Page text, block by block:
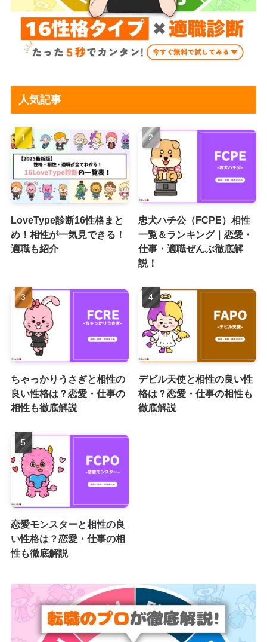
人気記事
LoveType診断16性格まと
め！相性が一気見できる！
適職も紹介
忠犬ハチ公（FCPE）相性
一覧＆ランキング｜恋愛・
仕事・適職ぜんぶ徹底解
説！
ちゃっかりうさぎと相性の
良い性格は？恋愛・仕事の
相性も徹底解説
デビル天使と相性の良い性
格は？恋愛・仕事の相性も
徹底解説
恋愛モンスターと相性の良
い性格は？恋愛・仕事の相
性も徹底解説